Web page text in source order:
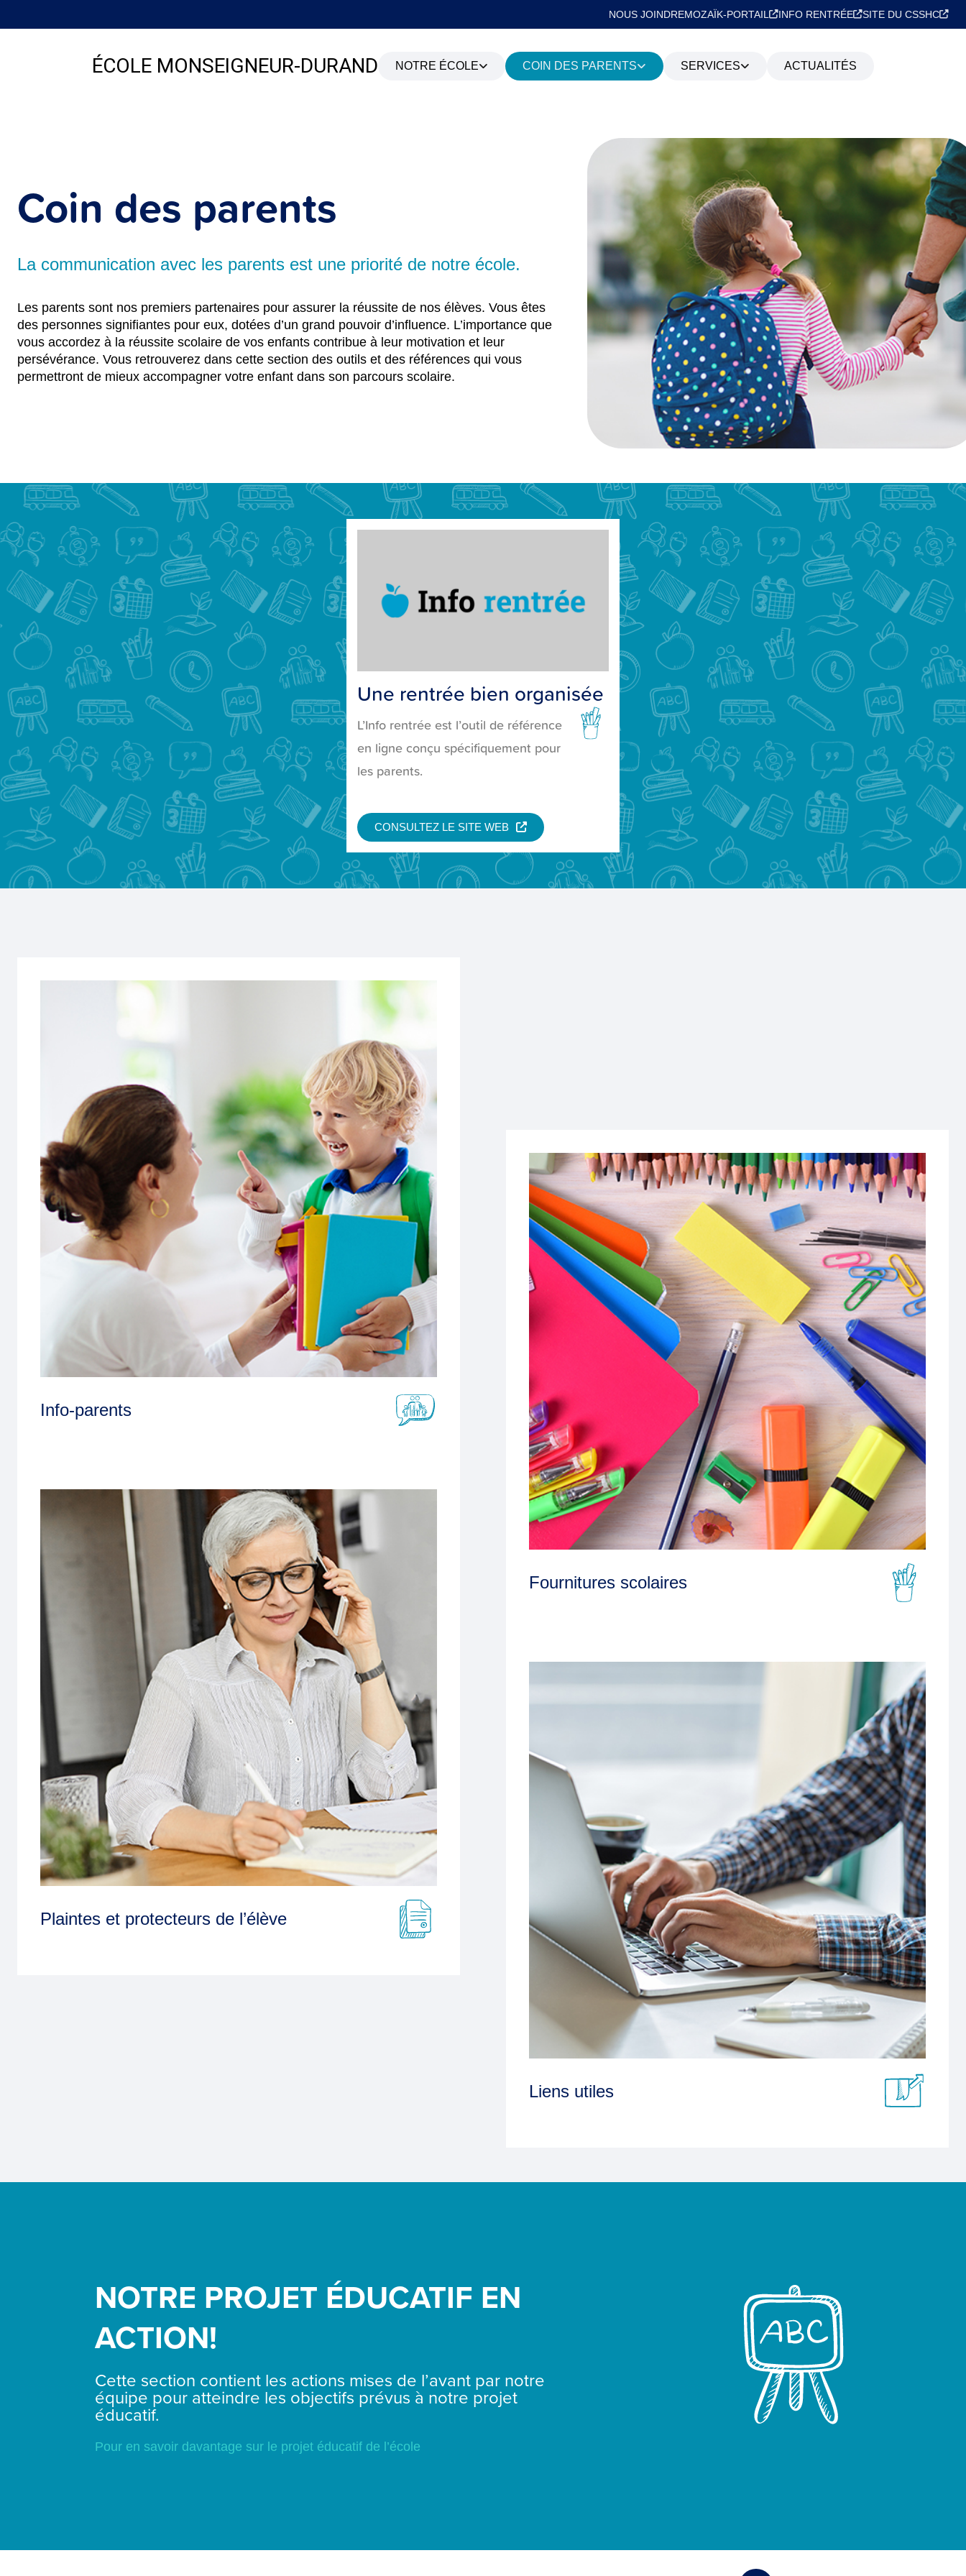
NOUS JOINDREMOZAÏK-PORTAIL INFO RENTRÉE SITE DU CSSHC
ÉCOLE MONSEIGNEUR-DURAND NOTRE ÉCOLE COIN DES PARENTS
FOURNITURES SCOLAIRES
PLAINTES ET PROTECTEUR DE
LIENS UTILES
SERVICES
CAFÉTÉRIA
ACTUALITÉS
Coin des parents
La communication avec les parents est une priorité de notre école.
Les parents sont nos premiers partenaires pour assurer la réussite de nos élèves. Vous êtes
des personnes signifiantes pour eux, dotées d’un grand pouvoir d’influence. L’importance que
vous accordez à la réussite scolaire de vos enfants contribue à leur motivation et leur
persévérance. Vous retrouverez dans cette section des outils et des références qui vous
permettront de mieux accompagner votre enfant dans son parcours scolaire.
Une rentrée bien organisée
L’Info rentrée est l’outil de référence
en ligne conçu spécifiquement pour
les parents.
CONSULTEZ LE SITE WEB
Info-parents
Fournitures scolaires
Plaintes et protecteurs de l’élève
Liens utiles
NOTRE PROJET ÉDUCATIF EN
ACTION!
Cette section contient les actions mises de l’avant par notre
équipe pour atteindre les objectifs prévus à notre projet
éducatif.
Pour en savoir davantage sur le projet éducatif de l’école